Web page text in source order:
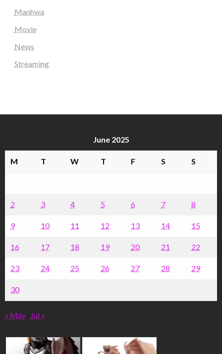
Manhwa
Movie
News
Streaming
June 2025
M T W T F S S
2 3 4 5 6 7 8
9 10 11 12 13 14 15
16 17 18 19 20 21 22
23 24 25 26 27 28 29
30
« May Jul »